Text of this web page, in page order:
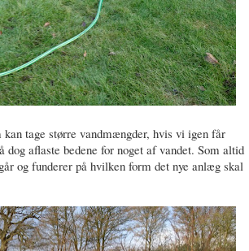
tage større vandmængder, hvis vi igen får
aflaste bedene for noget af vandet. Som altid
og funderer på hvilken form det nye anlæg skal